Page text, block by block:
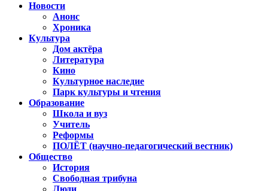
Новости
Анонс
Хроника
Культура
Дом актёра
Литература
Кино
Культурное наследие
Парк культуры и чтения
Образование
Школа и вуз
Учитель
Реформы
ПОЛЁТ (научно-педагогический вестник)
Общество
История
Свободная трибуна